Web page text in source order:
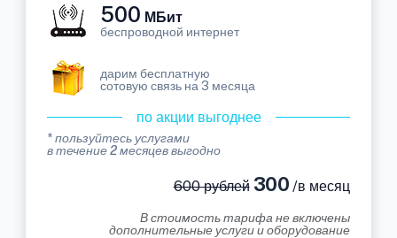
500 МБит
беспроводной интернет
дарим бесплатную
сотовую связь на 3 месяца
по акции выгоднее
* пользуйтесь услугами
в течение 2 месяцев выгодно
600 рублей300 /в месяц
В стоимость тарифа не включены
дополнительные услуги и оборудование